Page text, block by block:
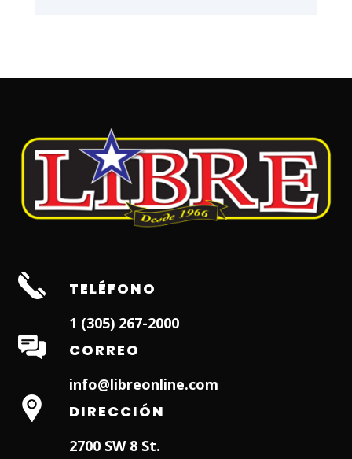
TELÉFONO
1 (305) 267-2000
CORREO
info@libreonline.com
DIRECCIÓN
2700 SW 8 St.